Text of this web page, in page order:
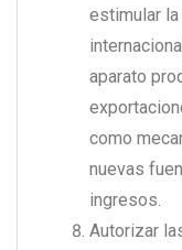
estimular
aparato
como
nuevas
ingresos.
Autorizar